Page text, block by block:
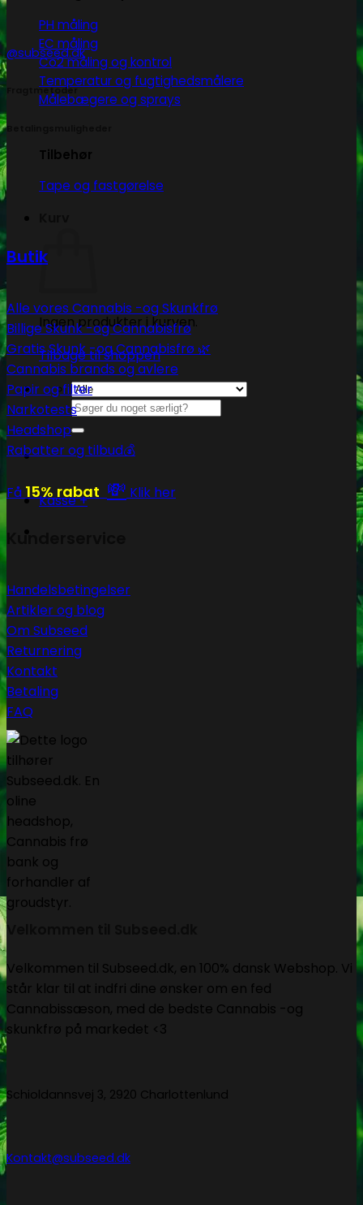
PH måling
EC måling
Co2 måling og kontrol
Temperatur og fugtighedsmålere
Målebægere og sprays
Tilbehør
Tape og fastgørelse
Ingen produkter i kurven.
Tilbage til shoppen
Søg
efter:
Kasse+
@subseed.dk
Fragtmetoder
Butik
Alle vores Cannabis -og Skunkfrø
Billige Skunk -og Cannabisfrø
Gratis Skunk -og Cannabisfrø 🌿
Cannabis brands og avlere
Papir og filter
Narkotests
Headshop
Rabatter og tilbud💰
Få 15% rabat 💸 Klik her
Kunderservice
Handelsbetingelser
Artikler og blog
Om Subseed
Returnering
Kontakt
Betaling
FAQ
Velkommen til Subseed.dk, en 100% dansk Webshop. Vi
står klar til at indfri dine ønsker om en fed
Cannabissæson, med de bedste Cannabis -og
skunkfrø på markedet <3
Schioldannsvej 3, 2920 Charlottenlund
Kontakt@subseed.dk